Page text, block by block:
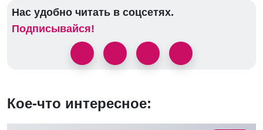
Нас удобно читать в соцсетях.
Подписывайся!
Кое-что интересное: